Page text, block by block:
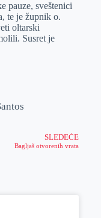
pauze, sveštenici
te je župnik o.
oltarski
Susret je
SLEDEĆE
Bagljaš otvorenih vrata